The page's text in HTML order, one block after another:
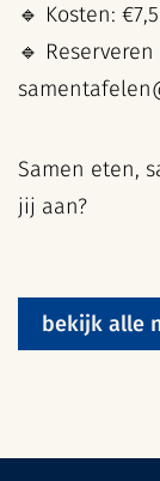
🔹 Kosten:
🔹 Reserveren
Samen eten,
jij aan?
bekijk alle